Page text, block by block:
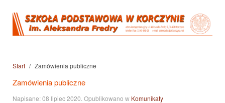
Start Zamówienia publiczne
Zamówienia publiczne
Napisane:08 lipiec 2020 . Opublikowano w Komunikaty